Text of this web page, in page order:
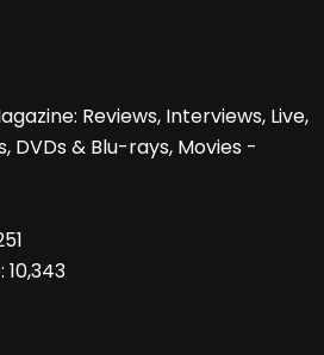
Reviews, Interviews, Live,
DVDs & Blu-rays, Movies -
10,343